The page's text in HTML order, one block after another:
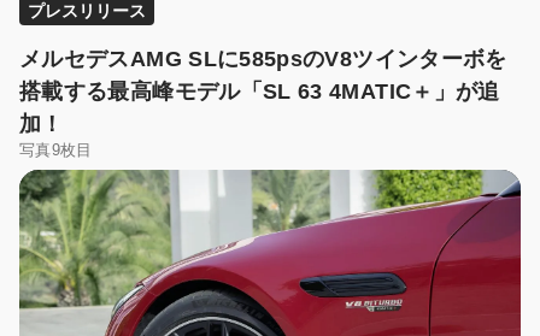
プレスリリース
メルセデスAMG SLに585psのV8ツインターボを
搭載する最高峰モデル「SL 63 4MATIC＋」が追
加！
写真9枚目